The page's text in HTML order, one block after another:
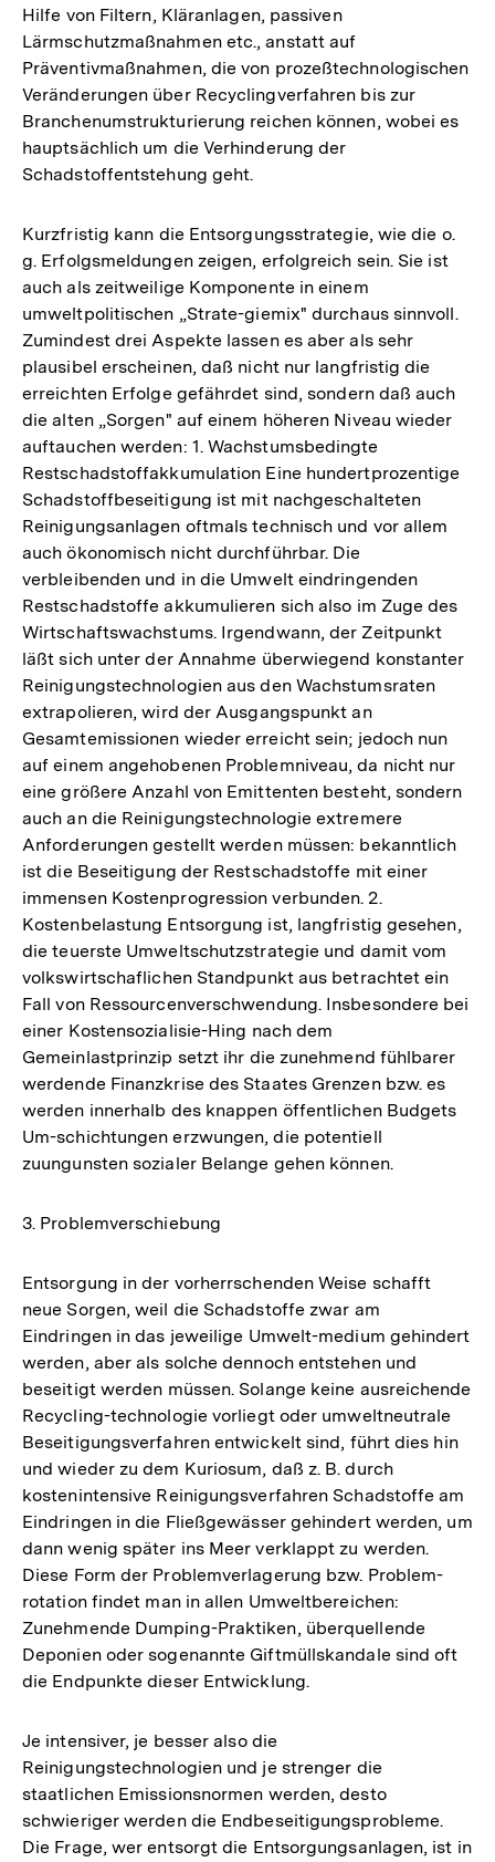
Hilfe von Filtern, Kläranlagen, passiven
Lärmschutzmaßnahmen etc., anstatt auf
Präventivmaßnahmen, die von prozeßtechnologischen
Veränderungen über Recyclingverfahren bis zur
Branchenumstrukturierung reichen können, wobei es
hauptsächlich um die Verhinderung der
Schadstoffentstehung geht.
Kurzfristig kann die Entsorgungsstrategie, wie die o.
g. Erfolgsmeldungen zeigen, erfolgreich sein. Sie ist
auch als zeitweilige Komponente in einem
umweltpolitischen „Strate-giemix" durchaus sinnvoll.
Zumindest drei Aspekte lassen es aber als sehr
plausibel erscheinen, daß nicht nur langfristig die
erreichten Erfolge gefährdet sind, sondern daß auch
die alten „Sorgen" auf einem höheren Niveau wieder
auftauchen werden: 1. Wachstumsbedingte
Restschadstoffakkumulation Eine hundertprozentige
Schadstoffbeseitigung ist mit nachgeschalteten
Reinigungsanlagen oftmals technisch und vor allem
auch ökonomisch nicht durchführbar. Die
verbleibenden und in die Umwelt eindringenden
Restschadstoffe akkumulieren sich also im Zuge des
Wirtschaftswachstums. Irgendwann, der Zeitpunkt
läßt sich unter der Annahme überwiegend konstanter
Reinigungstechnologien aus den Wachstumsraten
extrapolieren, wird der Ausgangspunkt an
Gesamtemissionen wieder erreicht sein; jedoch nun
auf einem angehobenen Problemniveau, da nicht nur
eine größere Anzahl von Emittenten besteht, sondern
auch an die Reinigungstechnologie extremere
Anforderungen gestellt werden müssen: bekanntlich
ist die Beseitigung der Restschadstoffe mit einer
immensen Kostenprogression verbunden. 2.
Kostenbelastung Entsorgung ist, langfristig gesehen,
die teuerste Umweltschutzstrategie und damit vom
volkswirtschaflichen Standpunkt aus betrachtet ein
Fall von Ressourcenverschwendung. Insbesondere bei
einer Kostensozialisie-Hing nach dem
Gemeinlastprinzip setzt ihr die zunehmend fühlbarer
werdende Finanzkrise des Staates Grenzen bzw. es
werden innerhalb des knappen öffentlichen Budgets
Um-schichtungen erzwungen, die potentiell
zuungunsten sozialer Belange gehen können.
3. Problemverschiebung
Entsorgung in der vorherrschenden Weise schafft
neue Sorgen, weil die Schadstoffe zwar am
Eindringen in das jeweilige Umwelt-medium gehindert
werden, aber als solche dennoch entstehen und
beseitigt werden müssen. Solange keine ausreichende
Recycling-technologie vorliegt oder umweltneutrale
Beseitigungsverfahren entwickelt sind, führt dies hin
und wieder zu dem Kuriosum, daß z. B. durch
kostenintensive Reinigungsverfahren Schadstoffe am
Eindringen in die Fließgewässer gehindert werden, um
dann wenig später ins Meer verklappt zu werden.
Diese Form der Problemverlagerung bzw. Problem-
rotation findet man in allen Umweltbereichen:
Zunehmende Dumping-Praktiken, überquellende
Deponien oder sogenannte Giftmüllskandale sind oft
die Endpunkte dieser Entwicklung.
Je intensiver, je besser also die
Reinigungstechnologien und je strenger die
staatlichen Emissionsnormen werden, desto
schwieriger werden die Endbeseitigungsprobleme.
Die Frage, wer entsorgt die Entsorgungsanlagen, ist in